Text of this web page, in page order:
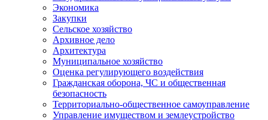
Экономика
Закупки
Сельское хозяйство
Архивное дело
Архитектура
Муниципальное хозяйство
Оценка регулирующего воздействия
Гражданская оборона, ЧС и общественная
безопасность
Территориально-общественное самоуправление
Управление имуществом и землеустройство